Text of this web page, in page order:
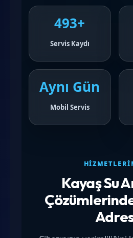
493+
Servis Kaydı
Aynı Gün
Mobil Servis
Kayaş Su